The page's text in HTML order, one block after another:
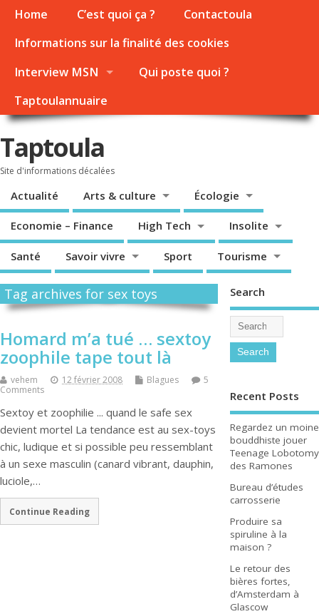
Home C’est quoi ça ?
Contactoula
Informations sur la finalité des cookies
Interview MSN
Qui poste quoi ?
Taptoulannuaire
Taptoula
Site d'informations décalées
Actualité Arts & culture Écologie
Economie – Finance High Tech Insolite
Santé Savoir vivre Sport Tourisme
Tag archives for sex toys
Homard m’a tué … sextoy
zoophile tape tout là
vehem 12 février 2008 Blagues
5
Comments
Sextoy et zoophilie ... quand le safe sex
devient mortel La tendance est au sex-toys
chic, ludique et si possible peu ressemblant
à un sexe masculin (canard vibrant, dauphin,
luciole,…
Continue Reading
Search
Recent Posts
Regardez un moine
bouddhiste jouer
Teenage Lobotomy
des Ramones
Bureau d’études
carrosserie
Produire sa
spiruline à la
maison ?
Le retour des
bières fortes,
d’Amsterdam à
Glascow